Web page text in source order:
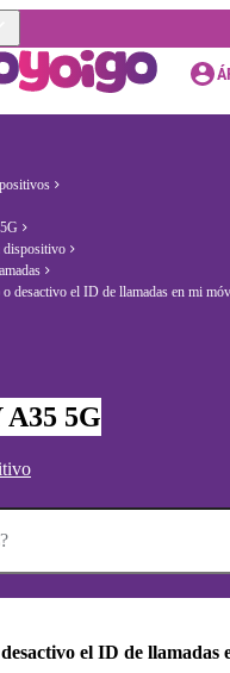
dispositivo
desactivo el ID de llamadas en mi
5G
el ID de llamadas